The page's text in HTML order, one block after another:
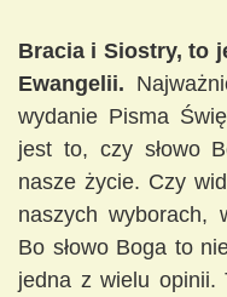
Bracia i Siostry, to
Ewangelii.
wydanie Pisma
jest to, czy słowo
nasze życie. Czy
naszych wyborach,
Bo słowo Boga to
jedna z wielu opinii.